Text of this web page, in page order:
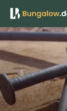
Anmelden